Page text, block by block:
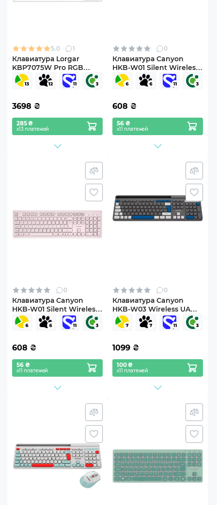
5.0 1
Клавиатура Lorgar
KBP7075W Pro RGB
Wireless/Bluetooth/USB
UA White (LRG-
3698 ₴
285 ₴
х13 платежей
0
Клавиатура Canyon
HKB-W01 Silent Wireless
UA Blue (CNS-
HKBW01BL)
608 ₴
56 ₴
х11 платежей
0
Клавиатура Canyon
HKB-W01 Silent Wireless
UA Beige (CNS-
HKBW01BG)
608 ₴
56 ₴
х11 платежей
0
Клавиатура Canyon
HKB-W03 Wireless UA
Grey (CNS-HKBW03DG)
1099 ₴
100 ₴
х11 платежей